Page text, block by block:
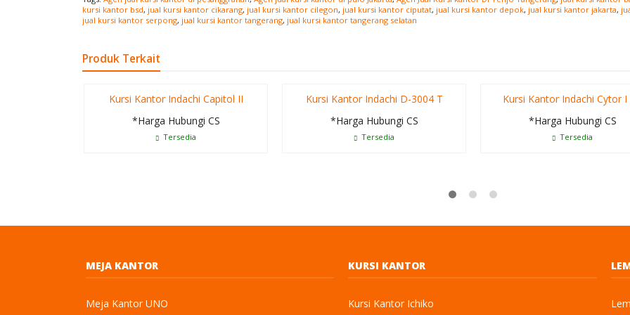
kursi kantor bsd, jual kursi kantor cikarang, jual kursi kantor cilegon, jual kursi kantor ciputat, jual kursi kantor depok, jual kursi kantor jakarta,
jual kursi kantor serpong, jual kursi kantor tangerang, jual kursi kantor tangerang selatan
Produk Terkait
Kursi Kantor Indachi Capitol II
*Harga Hubungi CS
Tersedia
Kursi Kantor Indachi D-3004 T
*Harga Hubungi CS
Tersedia
Kursi Kantor Indachi Cytor I
*Harga Hubungi CS
Tersedia
MEJA KANTOR
Meja Kantor UNO
KURSI KANTOR
Kursi Kantor Ichiko